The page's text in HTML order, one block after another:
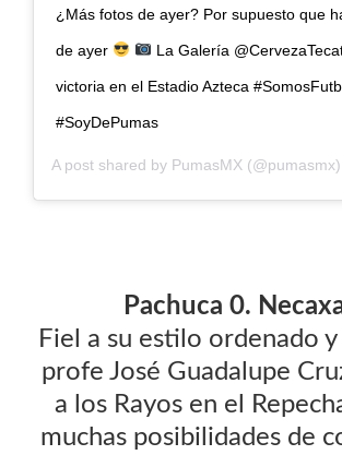
¿Más fotos de ayer? Por supuesto que
de ayer La Galería
victoria en el Estadio Azteca
#SoyDePumas
A post shared by PumasMX
Pachuca 0.
Fiel a su estilo ordenado y
profe José Guadalupe
a los Rayos en el
muchas posibilidades de